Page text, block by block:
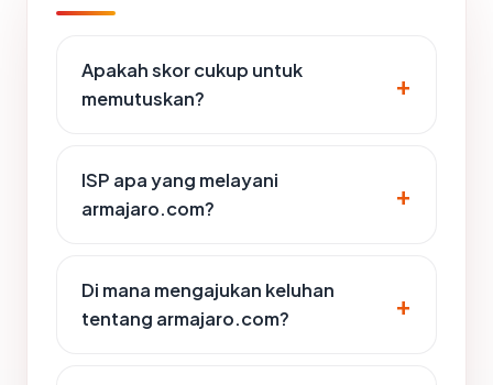
Apakah skor cukup untuk
memutuskan?
ISP apa yang melayani
armajaro.com?
Di mana mengajukan keluhan
tentang armajaro.com?